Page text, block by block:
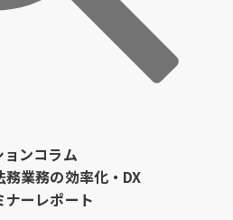
ンコラム
務業務の効率化・DX
ナーレポート